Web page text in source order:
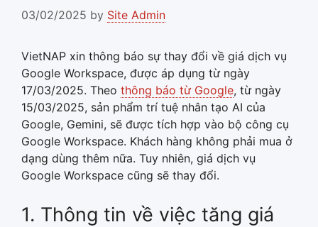
03/02/2025 by Site Admin
VietNAP xin thông báo sự thay đổi về giá dịch vụ
Google Workspace, được áp dụng từ ngày
17/03/2025. Theo thông báo từ Google, từ ngày
15/03/2025, sản phẩm trí tuệ nhân tạo AI của
Google, Gemini, sẽ được tích hợp vào bộ công cụ
Google Workspace. Khách hàng không phải mua ở
dạng dùng thêm nữa. Tuy nhiên, giá dịch vụ
Google Workspace cũng sẽ thay đổi.
1. Thông tin về việc tăng giá